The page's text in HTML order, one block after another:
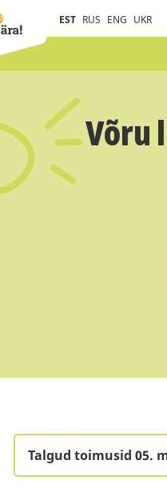
EST RUS ENG UKR
Võru
Talgud toimusid 05.